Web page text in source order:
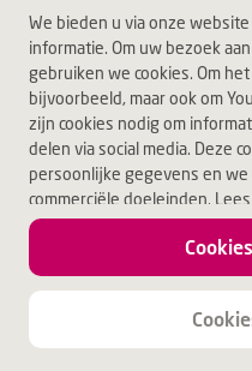
We bieden u via onze
informatie. Om uw bezoek
gebruiken we cookies. Om
bijvoorbeeld, maar ook om
zijn cookies nodig om
delen via social media. Deze
persoonlijke gegevens en
commerciële doeleinden.
Cookiebeleid. Door op